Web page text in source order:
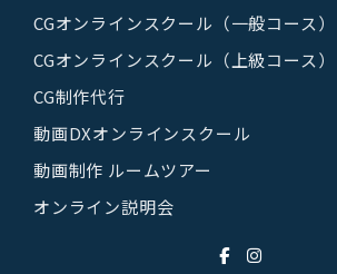
CGオンラインスクール（一般コース）
CGオンラインスクール（上級コース）
CG制作代行
動画DXオンラインスクール
動画制作 ルームツアー
オンライン説明会